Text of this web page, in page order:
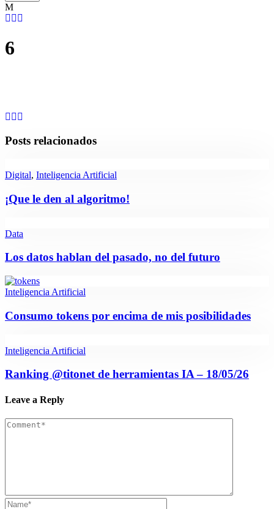
6
Posts relacionados
Digital, Inteligencia Artificial
¡Que le den al algoritmo!
Data
Los datos hablan del pasado, no del futuro
Inteligencia Artificial
Consumo tokens por encima de mis posibilidades
Inteligencia Artificial
Ranking @titonet de herramientas IA – 18/05/26
Leave a Reply